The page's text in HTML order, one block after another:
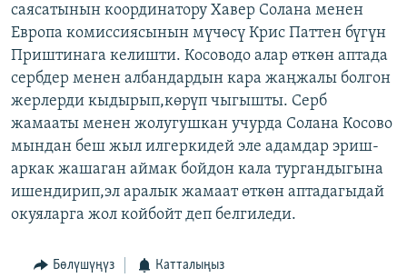
АЗАТТЫК+
ЫҢГАЙСЫЗ СУРООЛОР
ОНЛАЙН ШЕРИНЕ
ЭЕ/АРнун бардык сайттары
саясатынын координатору Хавер Солана менен
Европа комиссиясынын мүчөсү Крис Паттен бүгүн
Приштинага келишти. Косоводо алар өткөн аптада
сербдер менен албандардын кара жаңжалы болгон
жерлерди кыдырып,көрүп чыгышты. Серб
жамааты менен жолугушкан учурда Солана Косово
мындан беш жыл илгеркидей эле адамдар эриш-
аркак жашаган аймак бойдон кала тургандыгына
ишендирип,эл аралык жамаат өткөн аптадагыдай
окуяларга жол койбойт деп белгиледи.
Бөлүшүңүз Катталыңыз